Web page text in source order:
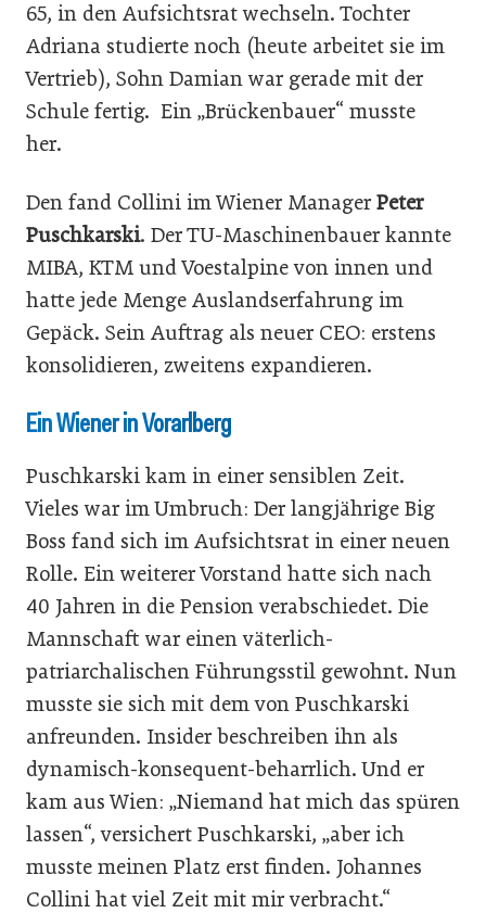
65, in den Aufsichtsrat wechseln. Tochter
Adriana studierte noch (heute arbeitet sie im
Vertrieb), Sohn Damian war gerade mit der
Schule fertig. Ein „Brückenbauer“ musste
her.
Den fand Collini im Wiener Manager Peter
Puschkarski. Der TU-Maschinenbauer kannte
MIBA, KTM und Voestalpine von innen und
hatte jede Menge Auslandserfahrung im
Gepäck. Sein Auftrag als neuer CEO: erstens
konsolidieren, zweitens expandieren.
Ein Wiener in Vorarlberg
Puschkarski kam in einer sensiblen Zeit.
Vieles war im Umbruch: Der langjährige Big
Boss fand sich im Aufsichtsrat in einer neuen
Rolle. Ein weiterer Vorstand hatte sich nach
40 Jahren in die Pension verabschiedet. Die
Mannschaft war einen väterlich-
patriarchalischen Führungsstil gewohnt. Nun
musste sie sich mit dem von Puschkarski
anfreunden. Insider beschreiben ihn als
dynamisch-konsequent-beharrlich. Und er
kam aus Wien: „Niemand hat mich das spüren
lassen“, versichert ­Puschkarski, „aber ich
musste meinen Platz erst finden. Johannes
Collini hat viel Zeit mit mir verbracht.“